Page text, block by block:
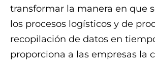
transformar la manera en que
los procesos logísticos y de
recopilación de datos en
proporciona a las empresas la